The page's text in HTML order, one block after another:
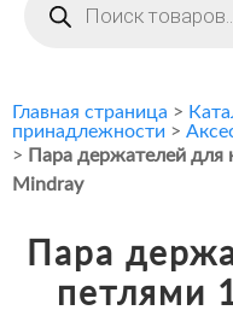
товаров
Главная страница >
принадлежности >
> Пара держателей для
Mindray
Пара
петлями